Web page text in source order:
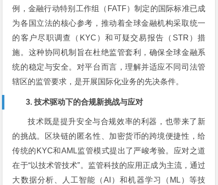
例，金融行动特别工作组（FATF）制定的国际标准已成
为各国立法的核心参考，推动着全球金融机构采取统一
的客户尽职调查（KYC）和可疑交易报告（STR）措
施。这种协同机制旨在杜绝监管套利，确保全球金融系
统的稳定与安全。对平台而言，理解并适应不同司法管
辖区的监管要求，是开展国际化业务的先决条件。
3. 技术驱动下的合规新挑战与应对
技术既是提升安全与合规效率的利器，也带来了新
的挑战。区块链的匿名性、加密货币的跨境便捷性，给
传统的KYC和AML监管模式提出了严峻考验。应对之道
在于“以技术管技术”。监管科技的应用正成为主流，通过
大数据分析、人工智能（AI）和机器学习（ML）等技